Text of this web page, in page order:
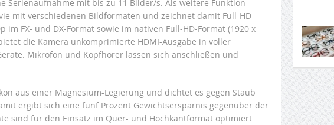
Serienaufnahme mit bis zu 11 Bilder/s. Als weitere Funktion
mit verschiedenen Bildformaten und zeichnet damit Full-HD-
im FX- und DX-Format sowie im nativen Full-HD-Format (1920 x
die Kamera unkomprimierte HDMI-Ausgabe in voller
Mikrofon und Kopfhörer lassen sich anschließen und
aus einer Magnesium-Legierung und dichtet es gegen Staub
ergibt sich eine fünf Prozent Gewichtsersparnis gegenüber der
sind für den Einsatz im Quer- und Hochkantformat optimiert